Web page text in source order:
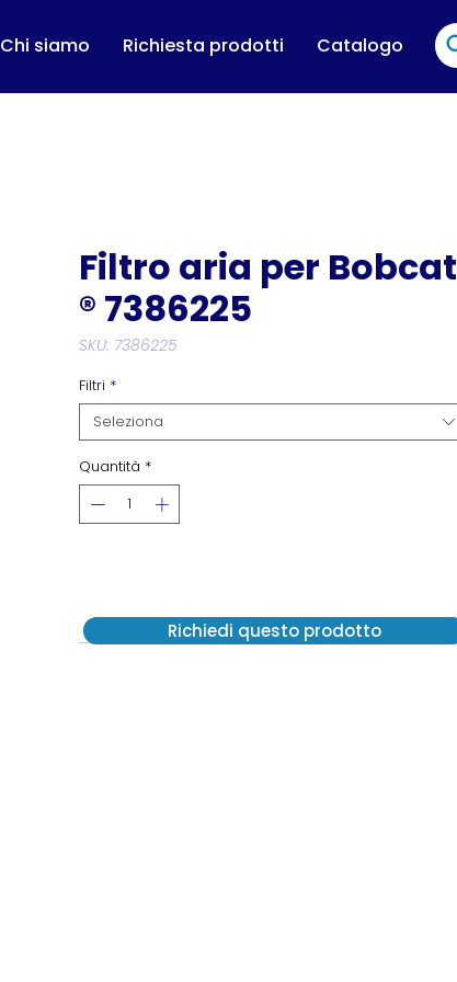
Chi siamo Richiesta prodotti Catalogo
Filtro aria per Bobcat
® 7386225
SKU: 7386225
Filtri *
Seleziona
Quantità *
Richiedi questo prodotto